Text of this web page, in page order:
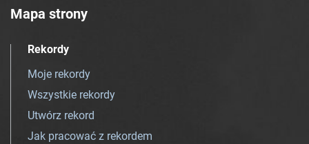
Mapa strony
Rekordy
Moje rekordy
Wszystkie rekordy
Utwórz rekord
Jak pracować z rekordem